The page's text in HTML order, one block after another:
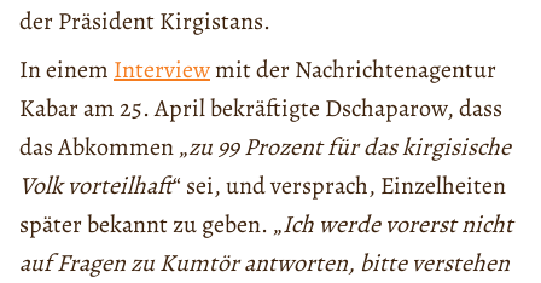
der Präsident Kirgistans.
In einem Interviewmit der Nachrichtenagentur
Kabar am 25. April bekräftigte Dschaparow, dass
das Abkommen „zu 99 Prozent für das kirgisische
Volk vorteilhaft“ sei, und versprach, Einzelheiten
später bekannt zu geben. „Ich werde vorerst nicht
auf Fragen zu Kumtör antworten, bitte verstehen